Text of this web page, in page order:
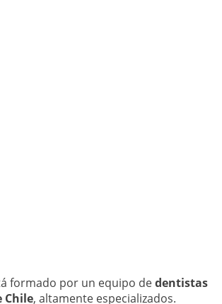
formado por un equipo dedentistas
Chile, altamente especializados.